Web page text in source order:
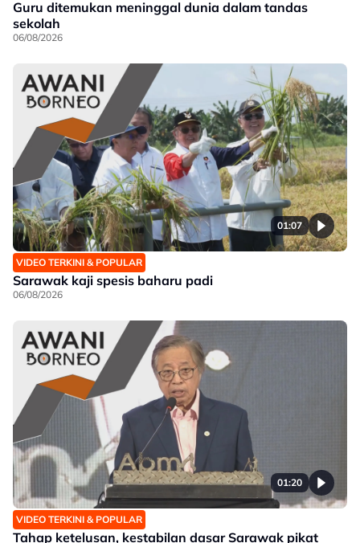
Guru ditemukan meninggal dunia dalam tandas
sekolah
06/08/2026
01:07
VIDEO TERKINI & POPULAR
Sarawak kaji spesis baharu padi
06/08/2026
01:20
VIDEO TERKINI & POPULAR
Tahap ketelusan, kestabilan dasar Sarawak pikat